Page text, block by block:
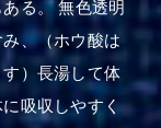
る。 無色透明
、（ホウ酸は
）長湯して体
吸収しやすく